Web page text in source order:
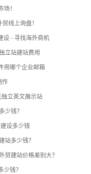
！
线上询盘！
设 - 寻找海外商机
立站建站费用
用哪个企业邮箱
作
立英文展示站
少钱？
设多少钱
站多少钱？
贸建站价格差别大？
少钱？